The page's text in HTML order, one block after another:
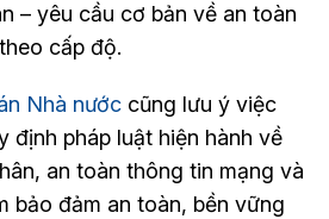
– yêu cầu cơ bản về an toàn
cấp độ.
Nhà nước cũng lưu ý việc
định pháp luật hiện hành về
an toàn thông tin mạng và
bảo đảm an toàn, bền vững